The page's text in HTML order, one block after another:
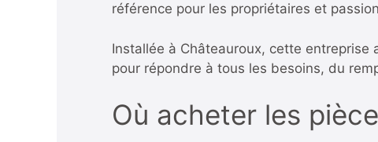
référence pour les propriétaires et
Installée à Châteauroux, cette
pour répondre à tous les besoins, du
Où acheter les